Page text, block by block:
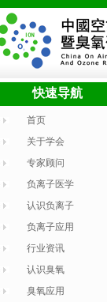
快速导航
首页
关于学会
专家顾问
负离子医学
认识负离子
负离子应用
行业资讯
认识臭氧
臭氧应用